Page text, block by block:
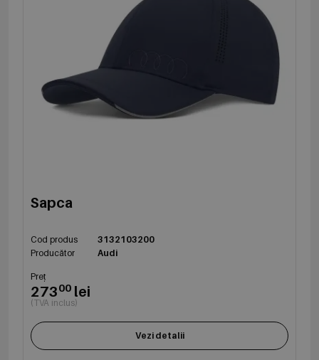
Sapca
Cod produs
3132103200
Producător
Audi
Preț
27300 lei
(TVA inclus)
Vezi detalii